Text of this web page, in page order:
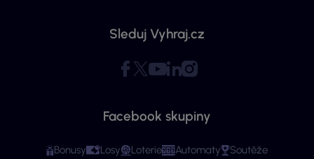
Sleduj Vyhraj.cz
Facebook skupiny
Bonusy Losy Loterie Automaty Soutěže